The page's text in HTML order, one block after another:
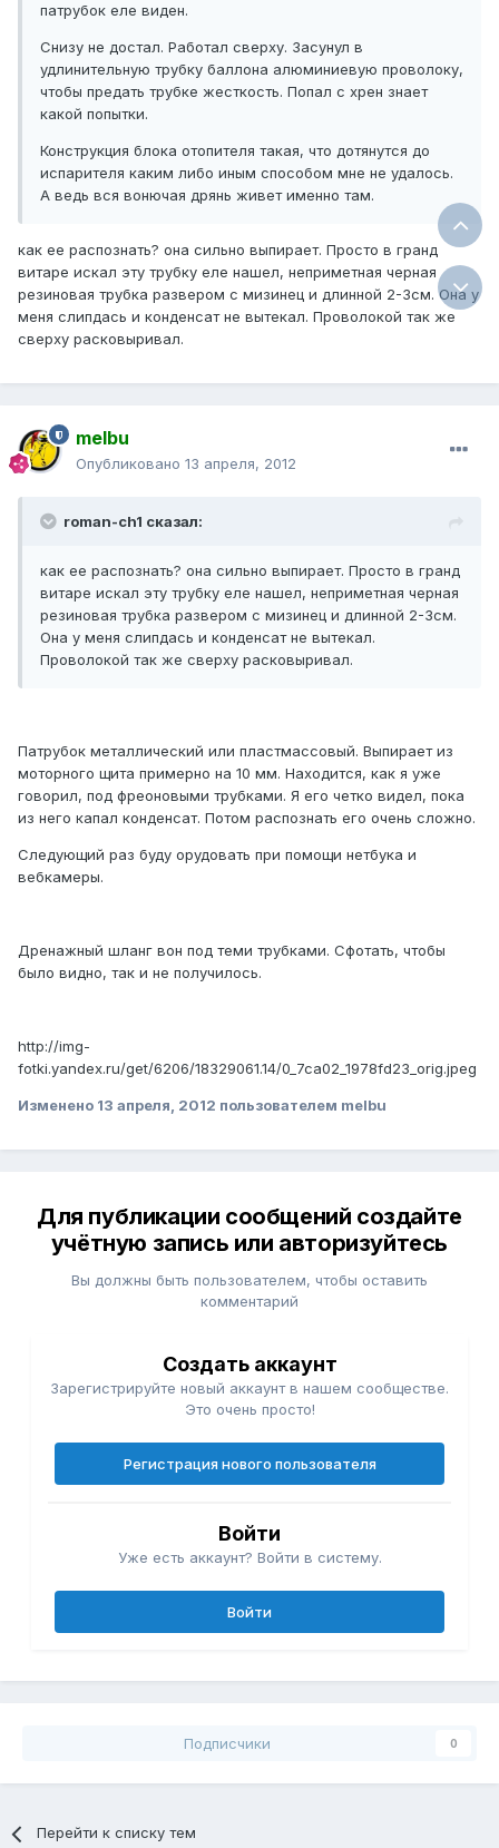
патрубок еле виден.
Снизу не достал. Работал сверху. Засунул в
удлинительную трубку баллона алюминиевую проволоку,
чтобы предать трубке жесткость. Попал с хрен знает
какой попытки.
Конструкция блока отопителя такая, что дотянутся до
испарителя каким либо иным способом мне не удалось.
А ведь вся вонючая дрянь живет именно там.
как ее распознать? она сильно выпирает. Просто в гранд
витаре искал эту трубку еле нашел, неприметная черная
резиновая трубка развером с мизинец и длинной 2-3см. Она у
меня слипдась и конденсат не вытекал. Проволокой так же
сверху расковыривал.
melbu
Опубликовано 13 апреля, 2012
roman-ch1 сказал:
как ее распознать? она сильно выпирает. Просто в гранд
витаре искал эту трубку еле нашел, неприметная черная
резиновая трубка развером с мизинец и длинной 2-3см.
Она у меня слипдась и конденсат не вытекал.
Проволокой так же сверху расковыривал.
Патрубок металлический или пластмассовый. Выпирает из
моторного щита примерно на 10 мм. Находится, как я уже
говорил, под фреоновыми трубками. Я его четко видел, пока
из него капал конденсат. Потом распознать его очень сложно.
Следующий раз буду орудовать при помощи нетбука и
вебкамеры.
Дренажный шланг вон под теми трубками. Сфотать, чтобы
было видно, так и не получилось.
http://img-
fotki.yandex.ru/get/6206/18329061.14/0_7ca02_1978fd23_orig.jpeg
Изменено 13 апреля, 2012 пользователем melbu
Для публикации сообщений создайте
учётную запись или авторизуйтесь
Вы должны быть пользователем, чтобы оставить
комментарий
Создать аккаунт
Зарегистрируйте новый аккаунт в нашем сообществе.
Это очень просто!
Регистрация нового пользователя
Войти
Уже есть аккаунт? Войти в систему.
Войти
Подписчики 0
Перейти к списку тем